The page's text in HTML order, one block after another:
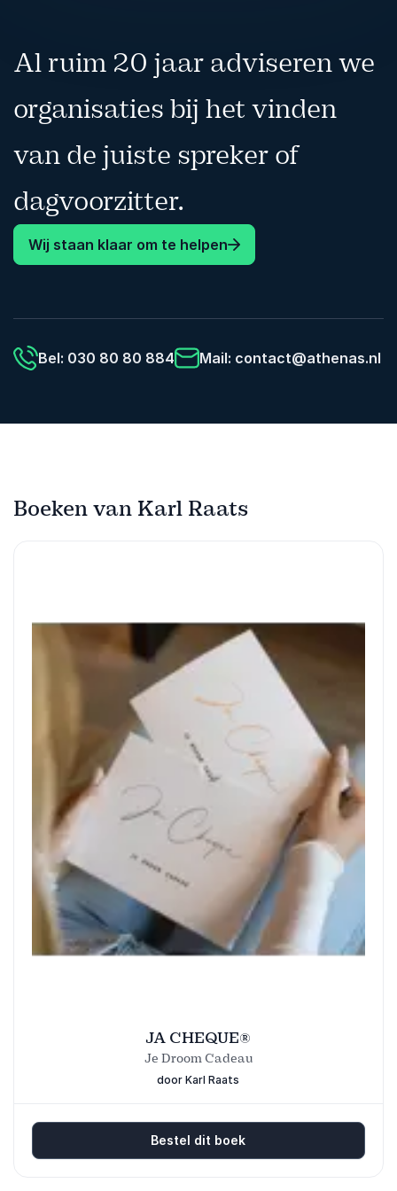
Aantal deelnemers: 24 tot 250
Extra: de Ja Cheque, het boek met voucher, op
verschillende manieren verkrijgbaar en
inzetbaar.
Al ruim 20 jaar adviseren we
organisaties bij het vinden
van de juiste spreker of
dagvoorzitter.
Wij staan klaar om te helpen
Bel: 030 80 80 884 Mail: contact@athenas.nl
Boeken van Karl Raats
JA CHEQUE®
Je Droom Cadeau
door Karl Raats
Bestel dit boek